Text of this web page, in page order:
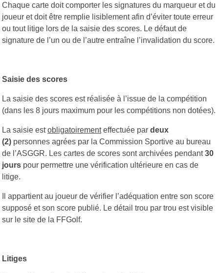
Chaque carte doit comporter les signatures du marqueur et du
joueur et doit être remplie lisiblement afin d’éviter toute erreur
ou tout litige lors de la saisie des scores. Le défaut de
signature de l’un ou de l’autre entraîne l’invalidation du score.
Saisie des scores
La saisie des scores est réalisée à l’issue de la compétition
(dans les 8 jours maximum pour les compétitions non dotées).
La saisie estobligatoirementeffectuée par deux
(2) personnes agrées par la Commission Sportive au bureau
de l’ASGGR. Les cartes de scores sont archivées pendant30
jours pour permettre une vérification ultérieure en cas de
litige.
Il appartient au joueur de vérifier l’adéquation entre son score
supposé et son score publié. Le détail trou par trou est visible
sur le site de la FFGolf.
Litiges